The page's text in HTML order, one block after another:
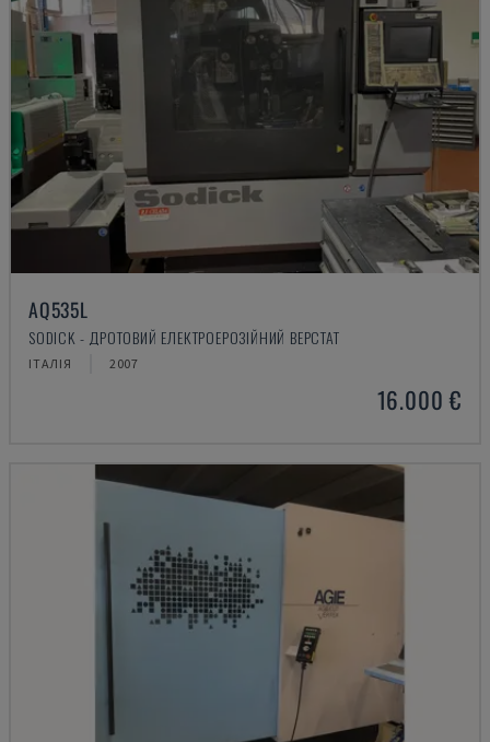
AQ535L
SODICK - ДРОТОВИЙ ЕЛЕКТРОЕРОЗІЙНИЙ ВЕРСТАТ
ІТАЛІЯ 2007
16.000 €